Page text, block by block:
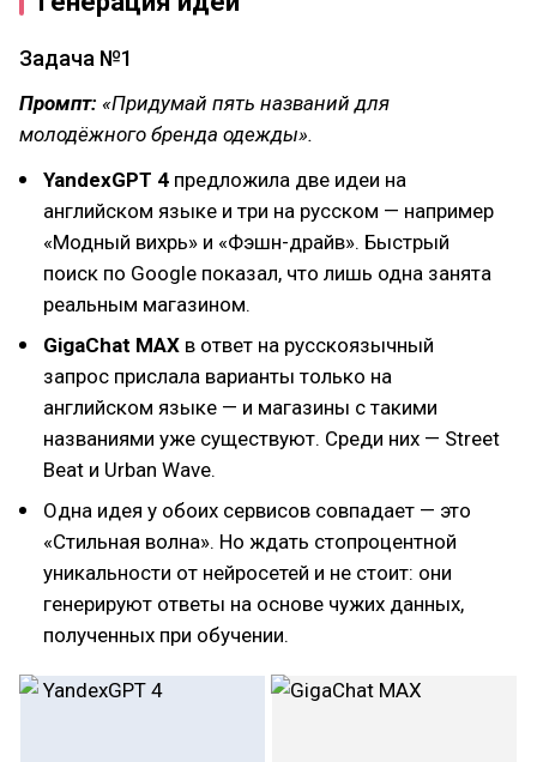
Задача №1
Промпт: «Придумай пять названий для
молодёжного бренда одежды».
YandexGPT 4 предложила две идеи на
английском языке и три на русском — например
«Модный вихрь» и «Фэшн-драйв». Быстрый
поиск по Google показал, что лишь одна занята
реальным магазином.
GigaChat MAX в ответ на русскоязычный
запрос прислала варианты только на
английском языке — и магазины c такими
названиями уже существуют. Среди них — Street
Beat и Urban Wave.
Одна идея у обоих сервисов совпадает — это
«Стильная волна». Но ждать стопроцентной
уникальности от нейросетей и не стоит: они
генерируют ответы на основе чужих данных,
полученных при обучении.